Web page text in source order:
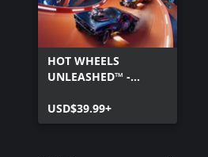
HOT WHEELS
UNLEASHED™ -
USD$39.99+